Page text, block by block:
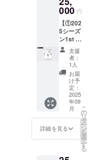
項：掲
載を希
望され
る方
は、備
考欄に
お名前
をご記
入くだ
さい。
希望さ
れない
場合は
「掲載
入くだ
さい。
載を希
望され
る方
は、備
考欄に
お名前
をご記
入くだ
さい。
希望さ
れない
場合は
「掲載
なし」
とご記
さい。
載期
2025年
5月1
日〜1年
間掲載
・掲載
方法：
文字の
み ・注
意事
項：掲
載を希
望され
は、備
考欄に
カラー
展開：
ブラッ
ク ②HP
への氏
名掲載
権 全て
のリ
ターン
品に付
属しま
す。公
式HPに
ご希望
のお名
前を記
Nの記念
すべき
初代1st
ユニ
フォー
ム。
チーム
の歴史
をとも
に刻む
特別な
一着で
す。 ・
サイズ
展開：
130〜
000 円
【①202
5シーズ
ン1st サ
イン入
りユニ
フォー
ム +
②HPへ
の氏名
掲載
権】
①2025
シーズ
ン1st サ
イン入
りユニ
支援
者：
1人
お届
け予
定：
2025
年09
月
詳細を見る
こ
の
リ
タ
ー
ン
を
選
択
す
る